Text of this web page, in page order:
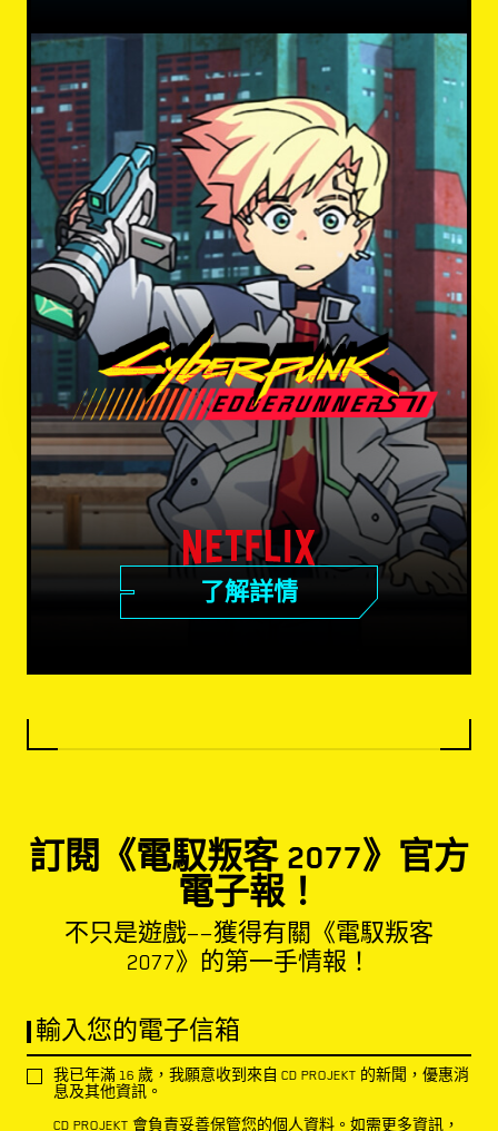
了解詳情
訂閱《電馭叛客 2077》官方
電子報！
不只是遊戲——獲得有關《電馭叛客
2077》的第一手情報！
輸入您的電子信箱
我已年滿 16 歲，我願意收到來自 CD PROJEKT 的新聞，優惠消
息及其他資訊。
CD PROJEKT 會負責妥善保管您的個人資料。如需更多資訊，